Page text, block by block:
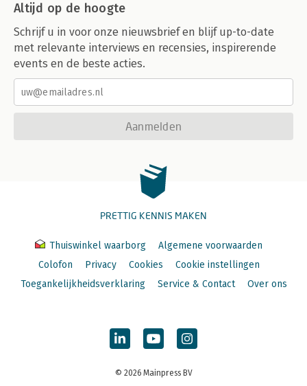
Altijd op de hoogte
Schrijf u in voor onze nieuwsbrief en blijf up-to-date
met relevante interviews en recensies, inspirerende
events en de beste acties.
Aanmelden
PRETTIG KENNIS MAKEN
Thuiswinkel waarborg
Algemene voorwaarden
Colofon
Privacy Cookies
Cookie instellingen
Toegankelijkheidsverklaring
Service & Contact Over ons
© 2026 Mainpress BV